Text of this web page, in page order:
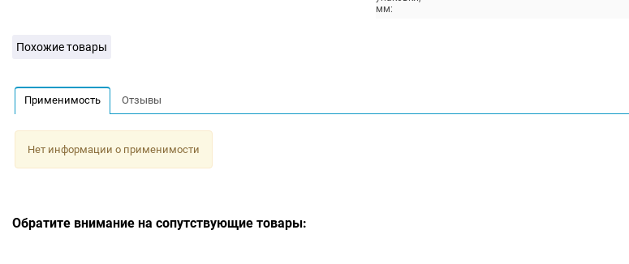
мм:
Похожие товары
Применимость Отзывы
Нет информации о применимости
Обратите внимание на сопутствующие товары: